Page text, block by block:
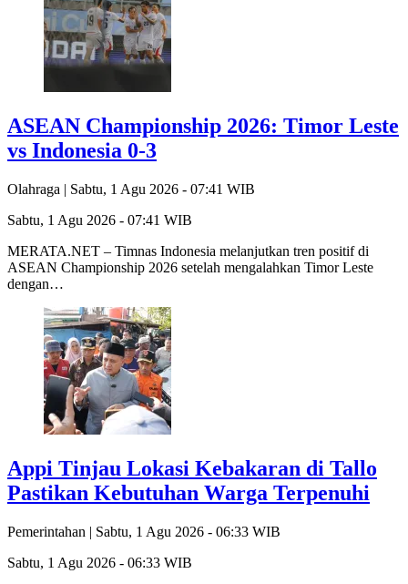
ASEAN Championship 2026: Timor Leste
vs Indonesia 0-3
Olahraga | Sabtu, 1 Agu 2026 - 07:41 WIB
Sabtu, 1 Agu 2026 - 07:41 WIB
MERATA.NET – Timnas Indonesia melanjutkan tren positif di
ASEAN Championship 2026 setelah mengalahkan Timor Leste
dengan…
Appi Tinjau Lokasi Kebakaran di Tallo
Pastikan Kebutuhan Warga Terpenuhi
Pemerintahan | Sabtu, 1 Agu 2026 - 06:33 WIB
Sabtu, 1 Agu 2026 - 06:33 WIB